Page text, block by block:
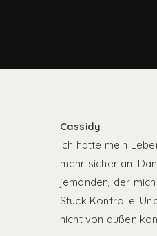
Cassidy
Ich hatte mein
mehr sicher an.
jemanden, der
Stück Kontrolle.
nicht von außen